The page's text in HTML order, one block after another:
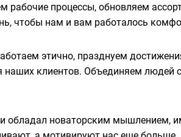
процессы, обновляем
чтобы нам и вам работалось
этично, празднуем
клиентов. Объединяем людей
новаторским мышлением,